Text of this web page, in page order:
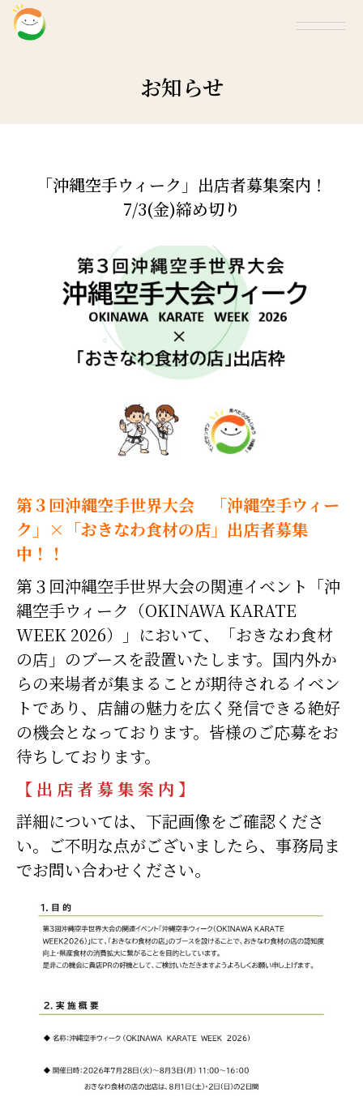
お知らせ
「沖縄空手ウィーク」出店者募集案内！
7/3(金)締め切り
第３回沖縄空手世界大会 「沖縄空手ウィー
ク」×「おきなわ食材の店」出店者募集
中！！
第３回沖縄空手世界大会の関連イベント「沖
縄空手ウィーク（OKINAWA KARATE
WEEK 2026）」において、「おきなわ食材
の店」のブースを設置いたします。国内外か
らの来場者が集まることが期待されるイベン
トであり、店舗の魅力を広く発信できる絶好
の機会となっております。皆様のご応募をお
待ちしております。
【 出 店 者 募 集 案 内 】
詳細については、下記画像をご確認くださ
い。ご不明な点がございましたら、事務局ま
でお問い合わせください。